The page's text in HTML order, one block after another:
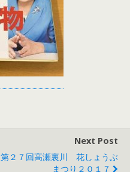
Next Post
第２７回高瀬裏川 花しょうぶ
まつり２０１７